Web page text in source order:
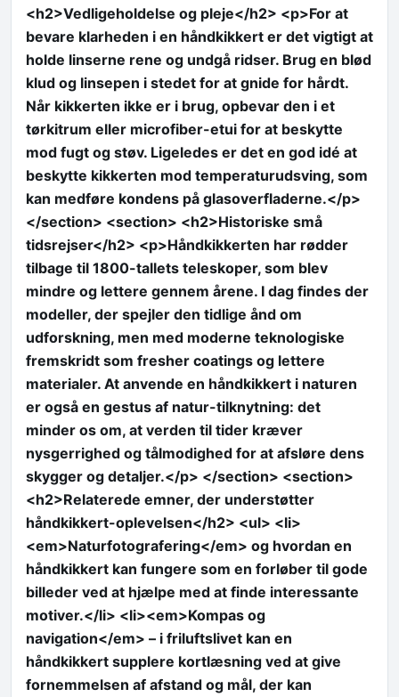
<h2>Vedligeholdelse og pleje</h2> <p>For at
bevare klarheden i en håndkikkert er det vigtigt at
holde linserne rene og undgå ridser. Brug en blød
klud og linsepen i stedet for at gnide for hårdt.
Når kikkerten ikke er i brug, opbevar den i et
tørkitrum eller microfiber-etui for at beskytte
mod fugt og støv. Ligeledes er det en god idé at
beskytte kikkerten mod temperaturudsving, som
kan medføre kondens på glasoverfladerne.</p>
</section> <section> <h2>Historiske små
tidsrejser</h2> <p>Håndkikkerten har rødder
tilbage til 1800-tallets teleskoper, som blev
mindre og lettere gennem årene. I dag findes der
modeller, der spejler den tidlige ånd om
udforskning, men med moderne teknologiske
fremskridt som fresher coatings og lettere
materialer. At anvende en håndkikkert i naturen
er også en gestus af natur-tilknytning: det
minder os om, at verden til tider kræver
nysgerrighed og tålmodighed for at afsløre dens
skygger og detaljer.</p> </section> <section>
<h2>Relaterede emner, der understøtter
håndkikkert-oplevelsen</h2> <ul> <li>
<em>Naturfotografering</em> og hvordan en
håndkikkert kan fungere som en forløber til gode
billeder ved at hjælpe med at finde interessante
motiver.</li> <li><em>Kompas og
navigation</em> – i friluftslivet kan en
håndkikkert supplere kortlæsning ved at give
fornemmelsen af afstand og mål, der kan